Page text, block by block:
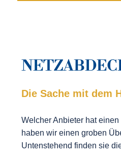
Die Sache mit dem
Welcher Anbieter hat
haben wir einen groben
Untenstehend finden sie